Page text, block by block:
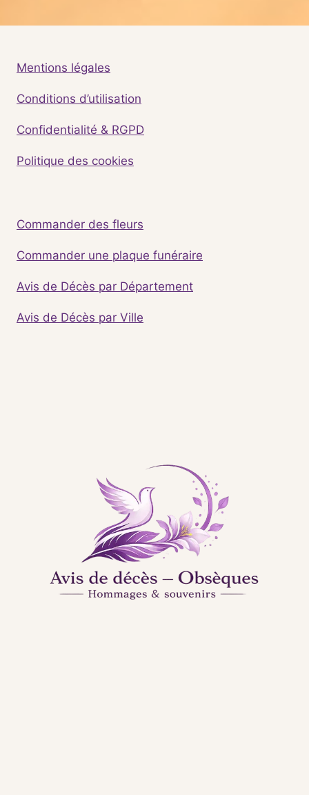
Mentions légales
Conditions d’utilisation
Confidentialité & RGPD
Politique des cookies
Commander des fleurs
Commander une plaque funéraire
Avis de Décès par Département
Avis de Décès par Ville